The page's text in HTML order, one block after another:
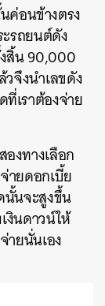
อนข้างตรง
รถยนต์ดัง
สิ้น 90,000
จึงนำเลขดัง
ที่เราต้องจ่าย
งทางเลือก
ายดอกเบี้ย
นจะสูงขึ้น
งินดาวน์ให้
ายนั่นเอง